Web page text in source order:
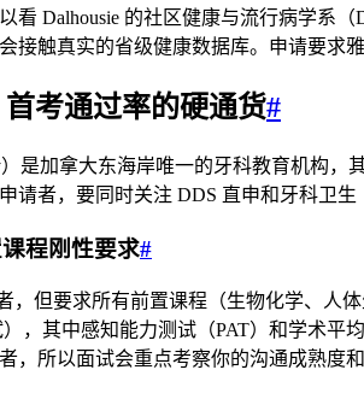
Dalhousie 的社区健康与流行病学系（
接触真实的省级健康数据库。申请要求
考通过率的硬通货#
）是加拿大东海岸唯一的牙科教育机构
者，要同时关注 DDS 直申和牙科卫生
程刚性要求#
，但要求所有前置课程（生物化学、
，其中感知能力测试（PAT）和学术
，所以面试会重点考察你的沟通成熟度和